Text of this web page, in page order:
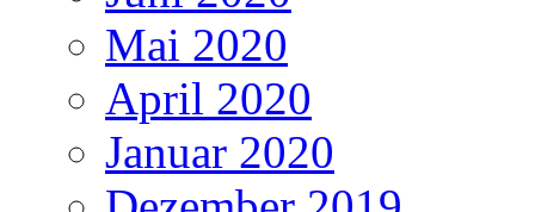
Mai 2020
April 2020
Januar 2020